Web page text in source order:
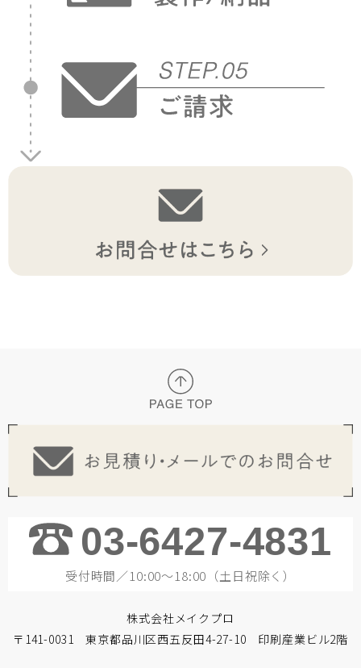
03-6427-4831
受付時間／10:00～18:00（土日祝除く）
株式会社メイクプロ
〒141-0031 東京都品川区西五反田4-27-10 印刷産業ビル2階